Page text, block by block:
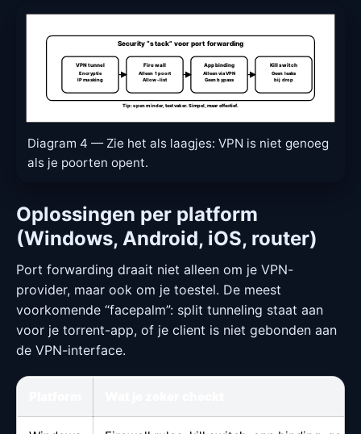
Security “stack” voor port forwarding
VPN tunnel
Encryptie
IP masking
Firewall
Alleen 1 poort
Allow-list
App binding
Alleen via VPN
Geen bypass
Kill switch
Geen leaks
bij drop
Tip: open minder, test vaker. Simpel, maar effectief.
Diagram 4 — Zie het als laagjes: VPN is niet genoeg
als je poorten opent.
Oplossingen per platform
(Windows, Android, iOS, router)
Port forwarding draait niet alleen om je VPN-
provider, maar ook om je toestel. De meest
voorkomende “facepalm”: split tunneling staat aan
voor je torrent-app, of je client is niet gebonden aan
de VPN-interface.